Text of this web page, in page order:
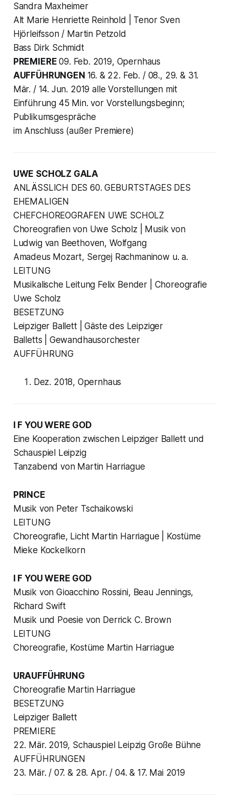
Sandra Maxheimer
Alt Marie Henriette Reinhold | Tenor Sven
Hjörleifsson / Martin Petzold
Bass Dirk Schmidt
PREMIERE09. Feb. 2019, Opernhaus
AUFFÜHRUNGEN 16. & 22. Feb. / 08., 29. & 31.
Mär. / 14. Jun. 2019 alle Vorstellungen mit
Einführung 45 Min. vor Vorstellungsbeginn;
Publikumsgespräche
im Anschluss (außer Premiere)
UWE SCHOLZ GALA
ANLÄSSLICH DES 60. GEBURTSTAGES DES
EHEMALIGEN
CHEFCHOREOGRAFEN UWE SCHOLZ
Choreografien von Uwe Scholz | Musik von
Ludwig van Beethoven, Wolfgang
Amadeus Mozart, Sergej Rachmaninow u. a.
LEITUNG
Musikalische Leitung Felix Bender | Choreografie
Uwe Scholz
BESETZUNG
Leipziger Ballett | Gäste des Leipziger
Balletts | Gewandhausorchester
AUFFÜHRUNG
Dez. 2018, Opernhaus
I F YOU WERE GOD
Eine Kooperation zwischen Leipziger Ballett und
Schauspiel Leipzig
Tanzabend von Martin Harriague
PRINCE
Musik von Peter Tschaikowski
LEITUNG
Choreografie, Licht Martin Harriague | Kostüme
Mieke Kockelkorn
I F YOU WERE GOD
Musik von Gioacchino Rossini, Beau Jennings,
Richard Swift
Musik und Poesie von Derrick C. Brown
LEITUNG
Choreografie, Kostüme Martin Harriague
URAUFFÜHRUNG
Choreografie Martin Harriague
BESETZUNG
Leipziger Ballett
PREMIERE
22. Mär. 2019, Schauspiel Leipzig Große Bühne
AUFFÜHRUNGEN
23. Mär. / 07. & 28. Apr. / 04. & 17. Mai 2019